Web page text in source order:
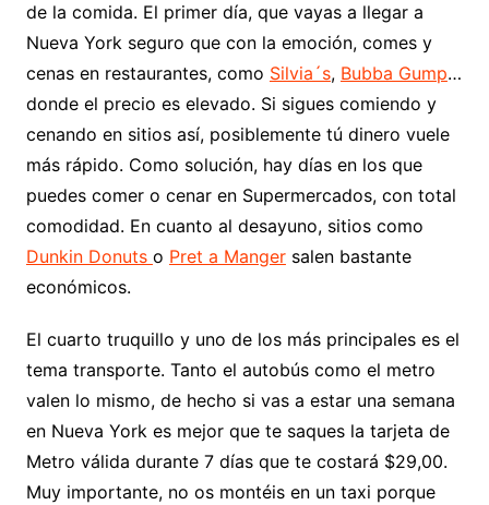
de la comida. El primer día, que vayas a llegar a
Nueva York seguro que con la emoción, comes y
cenas en restaurantes, como Silvia´s, Bubba Gump…
donde el precio es elevado. Si sigues comiendo y
cenando en sitios así, posiblemente tú dinero vuele
más rápido. Como solución, hay días en los que
puedes comer o cenar en Supermercados, con total
comodidad. En cuanto al desayuno, sitios como
Dunkin Donuts o Pret a Mangersalen bastante
económicos.
El cuarto truquillo y uno de los más principales es el
tema transporte. Tanto el autobús como el metro
valen lo mismo, de hecho si vas a estar una semana
en Nueva York es mejor que te saques la tarjeta de
Metro válida durante 7 días que te costará $29,00.
Muy importante, no os montéis en un taxi porque